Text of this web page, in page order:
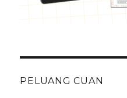
PELUANG CUAN